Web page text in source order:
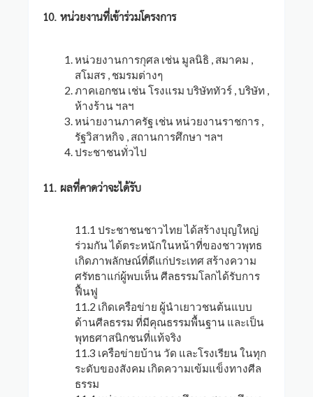
10. หน่วยงานที่เข้าร่วมโครงการ
หน่วยงานการกุศล เช่น มูลนิธิ , สมาคม ,
สโมสร , ชมรมต่างๆ
ภาคเอกชน เช่น โรงแรม บริษัททัวร์ , บริษัท ,
ห้างร้าน ฯลฯ
หน่ายงานภาครัฐ เช่น หน่วยงานราชการ ,
รัฐวิสาหกิจ , สถานการศึกษา ฯลฯ
ประชาชนทั่วไป
11. ผลที่คาดว่าจะได้รับ
11.1 ประชาชนชาวไทย ได้สร้างบุญใหญ่
ร่วมกัน ได้ตระหนักในหน้าที่ของชาวพุทธ
เกิดภาพลักษณ์ที่ดีแก่ประเทศ สร้างความ
ศรัทธาแก่ผู้พบเห็น ศีลธรรมโลกได้รับการ
ฟื้นฟู
11.2 เกิดเครือข่าย ผู้นำเยาวชนต้นแบบ
ด้านศีลธรรม ที่มีคุณธรรมพื้นฐาน และเป็น
พุทธศาสนิกชนที่แท้จริง
11.3 เครือข่ายบ้าน วัด และโรงเรียน ในทุก
ระดับของสังคม เกิดความเข้มแข็งทางศีล
ธรรม